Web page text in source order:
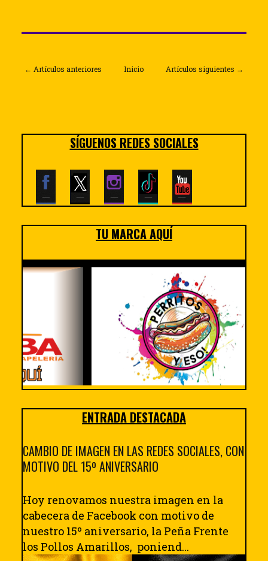
← Artículos anteriores Artículos siguientes →
Inicio
SÍGUENOS REDES SOCIALES
TU MARCA AQUÍ
ENTRADA DESTACADA
CAMBIO DE IMAGEN EN LAS REDES SOCIALES, CON
MOTIVO DEL 15º ANIVERSARIO
Hoy renovamos nuestra imagen en la
cabecera de Facebook con motivo de
nuestro 15º aniversario, la Peña Frente
los Pollos Amarillos, poniend...